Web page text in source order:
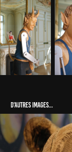
D'autres images...